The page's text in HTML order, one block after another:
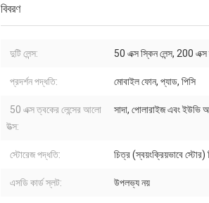
বিবরণ
দুটি লেন্স: 50 এক্স স্কিন লেন্স, 200 এক্স
প্রদর্শন পদ্ধতি: মোবাইল ফোন, প্যাড, পিসি
50 এক্স ত্বকের লেন্সের আলো
উত্স:
সাদা, পোলারাইজ এবং ইউভি
স্টোরেজ পদ্ধতি: চিত্র (স্বয়ংক্রিয়ভাবে
এসডি কার্ড স্লট: উপলভ্য নয়